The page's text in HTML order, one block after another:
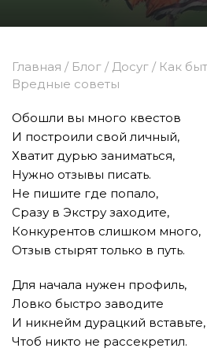
Главная / Блог / Досуг / Как
Вредные советы
Обошли вы много квестов
И построили свой личный,
Хватит дурью заниматься,
Нужно отзывы писать.
Не пишите где попало,
Сразу в Экстру заходите,
Конкурентов слишком много,
Отзыв стырят только в путь.
Для начала нужен профиль,
Ловко быстро заводите
И никнейм дурацкий вставьте,
Чтоб никто не рассекретил.